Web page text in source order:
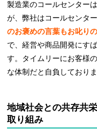
製造業のコールセンター
が、弊社はコールセンタ
のお褒めの言葉もお叱り
で、経営や商品開発にす
す。タイムリーにお客様
な体制だと自負しておりま
地域社会との共存共
取り組み